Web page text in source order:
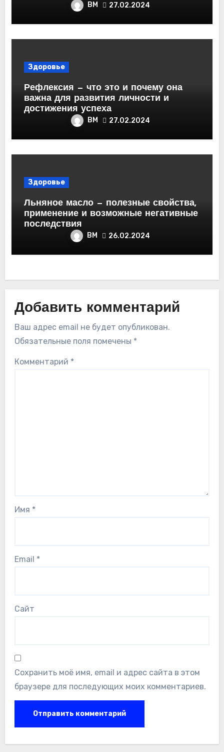
ВМ 27.02.2024
Здоровье
Рефлексия — что это и почему она
важна для развития личности и
достижения успеха
ВМ 27.02.2024
Здоровье
Льняное масло — полезные свойства,
применение и возможные негативные
последствия
ВМ 26.02.2024
Добавить комментарий
Ваш адрес email не будет опубликован.
Обязательные поля помечены *
Комментарий *
Имя *
Email *
Сайт
Сохранить моё имя, email и адрес сайта в этом
браузере для последующих моих комментариев.